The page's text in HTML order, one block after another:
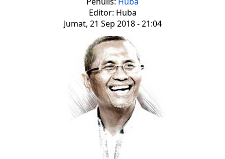
Editor: Huba
Jumat, 21 Sep 2018 - 21:04